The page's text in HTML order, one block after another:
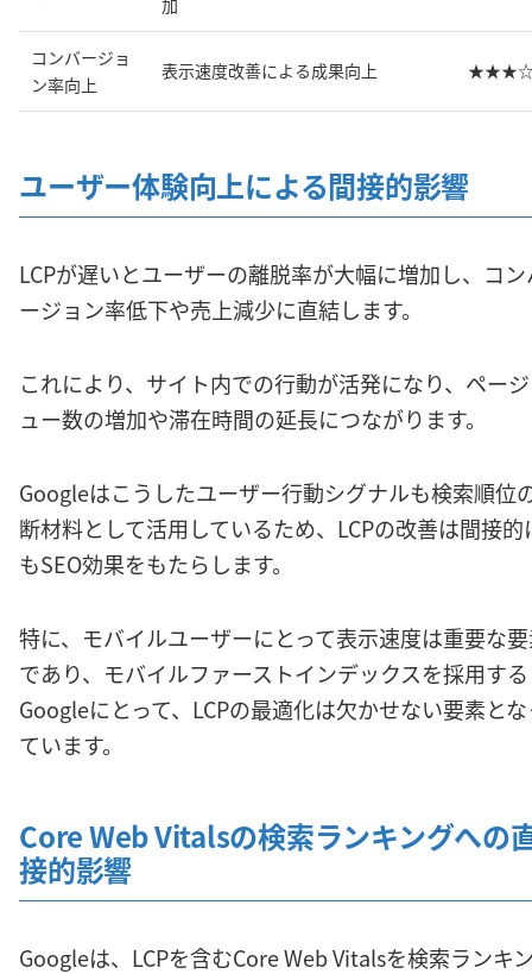
コンバージョ
ン率向上
表示速度改善による成果向上
ユーザー体験向上による間接的影響
LCPが遅いとユーザーの離脱率が大幅に増加し、コン
ージョン率低下や売上減少に直結します。
これにより、サイト内での行動が活発になり、ペー
ュー数の増加や滞在時間の延長につながります。
Googleはこうしたユーザー行動シグナルも検索順位
断材料として活用しているため、LCPの改善は間接的
もSEO効果をもたらします。
特に、モバイルユーザーにとって表示速度は重要な
であり、モバイルファーストインデックスを採用する
Googleにとって、LCPの最適化は欠かせない要素と
ています。
Core Web Vitalsの検索ランキングへの
接的影響
Googleは、LCPを含むCore Web Vitalsを検索ランキ